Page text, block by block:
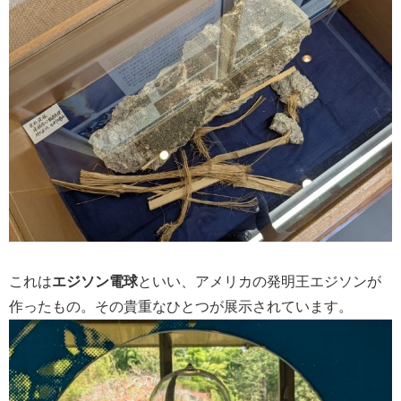
これはエジソン電球といい、アメリカの発明王エジソンが
作ったもの。その貴重なひとつが展示されています。